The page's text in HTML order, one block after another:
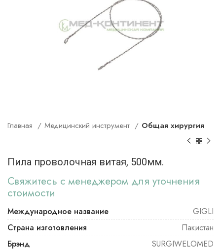
Главная Медицинский инструмент Общая хирургия
Пила проволочная витая, 500мм.
Свяжитесь с менеджером для уточнения
стоимости
Международное название
GIGLI
Страна изготовления
Пакистан
Брэнд
SURGIWELOMED